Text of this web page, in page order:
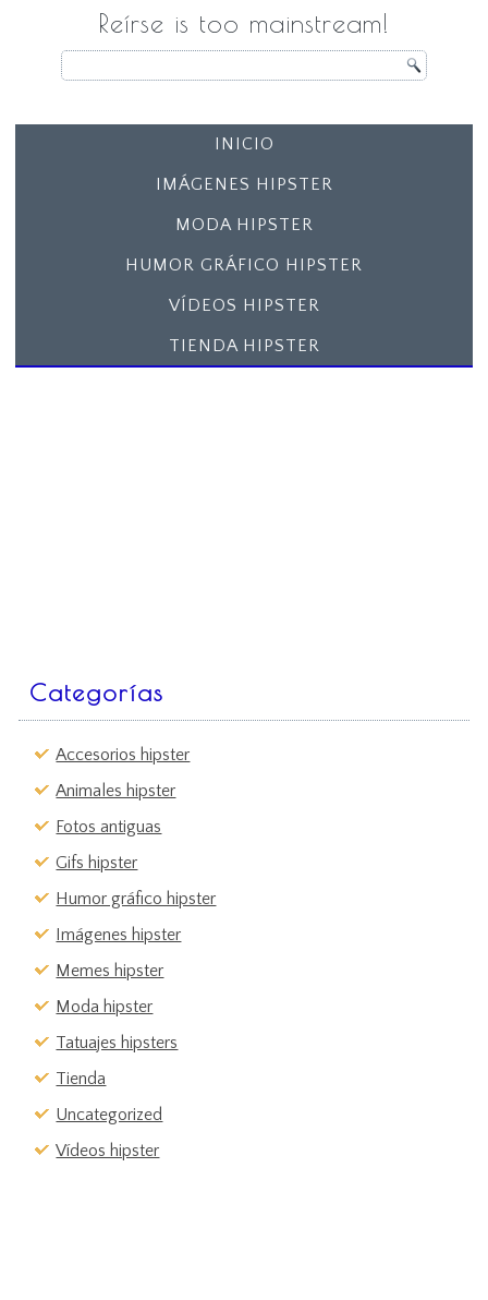
Reírse is too mainstream!
INICIO
IMÁGENES HIPSTER
MODA HIPSTER
HUMOR GRÁFICO HIPSTER
VÍDEOS HIPSTER
TIENDA HIPSTER
Categorías
Accesorios hipster
Animales hipster
Fotos antiguas
Gifs hipster
Humor gráfico hipster
Imágenes hipster
Memes hipster
Moda hipster
Tatuajes hipsters
Tienda
Uncategorized
Vídeos hipster